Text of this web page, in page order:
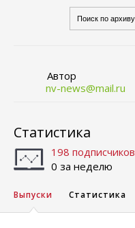
Автор
nv-news@mail.ru
Статистика
198 подписчиков
0 за неделю
Выпуски Статистика